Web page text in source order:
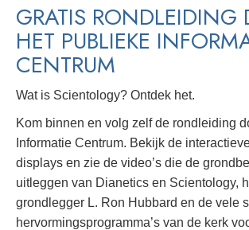
GRATIS RONDLEIDING
HET PUBLIEKE
CENTRUM
Wat is Scientology? Ontdek het.
Kom binnen en volg zelf de rondleiding
Informatie Centrum. Bekijk de
displays en zie de video’s die de
uitleggen van Dianetics en Scientology,
grondlegger L. Ron Hubbard en de vele
hervormingsprogramma’s van de kerk